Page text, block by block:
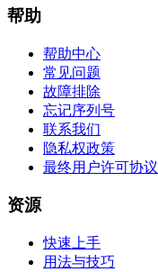
帮助
帮助中心
常见问题
故障排除
忘记序列号
联系我们
隐私权政策
最终用户许可协议
资源
快速上手
用法与技巧